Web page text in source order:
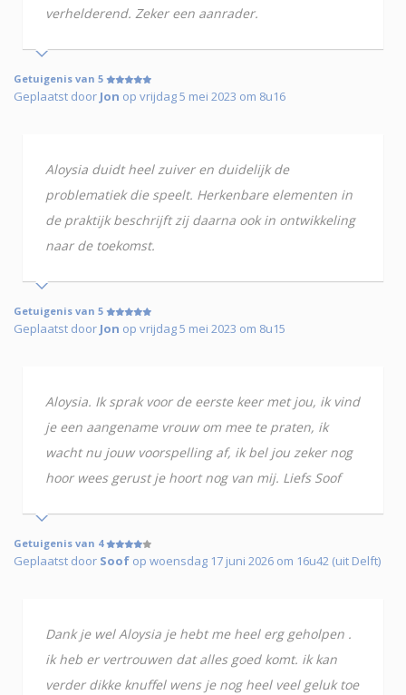
verhelderend. Zeker een aanrader.
Getuigenis van 5
Geplaatst door Jon op vrijdag 5 mei 2023 om 8u16
Aloysia duidt heel zuiver en duidelijk de
problematiek die speelt. Herkenbare elementen in
de praktijk beschrijft zij daarna ook in ontwikkeling
naar de toekomst.
Getuigenis van 5
Geplaatst door Jon op vrijdag 5 mei 2023 om 8u15
Aloysia. Ik sprak voor de eerste keer met jou, ik vind
je een aangename vrouw om mee te praten, ik
wacht nu jouw voorspelling af, ik bel jou zeker nog
hoor wees gerust je hoort nog van mij. Liefs Soof
Getuigenis van 4
Geplaatst door Soof op woensdag 17 juni 2026 om 16u42 (uit Delft)
Dank je wel Aloysia je hebt me heel erg geholpen .
ik heb er vertrouwen dat alles goed komt. ik kan
verder dikke knuffel wens je nog heel veel geluk toe